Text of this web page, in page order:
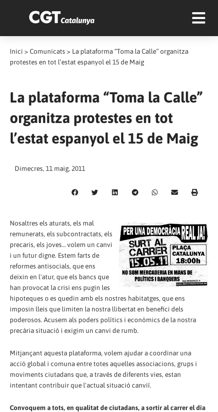
Inici > Comunicats > La plataforma “Toma la Calle” organitza
protestes en tot l’estat espanyol el 15 de Maig
La plataforma “Toma la Calle”
organitza protestes en tot
l’estat espanyol el 15 de Maig
Dimecres, 11 maig, 2011
Nosaltres els aturats, els mal
remunerats, els subcontractats, els
precaris, els joves… volem un canvi
i un futur digne. Estem farts de
reformes antisocials, que ens
deixin en l'atur, que els bancs que
han provocat la crisi ens pugin les
hipoteques o es quedin amb els nostres habitatges, que ens
imposin lleis que limiten la nostra llibertat en benefici dels
poderosos. Acusem als poders polítics i econòmics de la nostra
precària situació i exigim un canvi de rumb.
Mitjançant aquesta plataforma, volem ajudar a coordinar una
acció global i comuna entre totes aquelles associacions, grups i
moviments ciutadans que, a través de diferents vies, estan
intentant contribuir que l'actual situació canviï.
Convoquem a tots, en qualitat de ciutadans, a sortir al carrer el dia